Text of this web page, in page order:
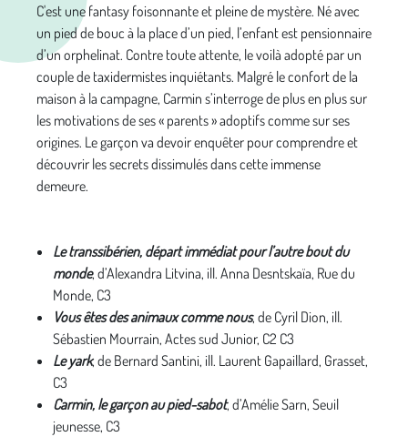
C'est une fantasy foisonnante et pleine de mystère. Né avec
un pied de bouc à la place d’un pied, l’enfant est pensionnaire
d’un orphelinat. Contre toute attente, le voilà adopté par un
couple de taxidermistes inquiétants. Malgré le confort de la
maison à la campagne, Carmin s’interroge de plus en plus sur
les motivations de ses « parents » adoptifs comme sur ses
origines. Le garçon va devoir enquêter pour comprendre et
découvrir les secrets dissimulés dans cette immense
demeure.
Le transsibérien, départ immédiat pour l’autre bout du
monde, d’Alexandra Litvina, ill. Anna Desntskaïa, Rue du
Monde, C3
Vous êtes des animaux comme nous, de Cyril Dion, ill.
Sébastien Mourrain, Actes sud Junior, C2 C3
Le yark, de Bernard Santini, ill. Laurent Gapaillard, Grasset,
C3
Carmin, le garçon au pied-sabot, d’Amélie Sarn, Seuil
jeunesse, C3